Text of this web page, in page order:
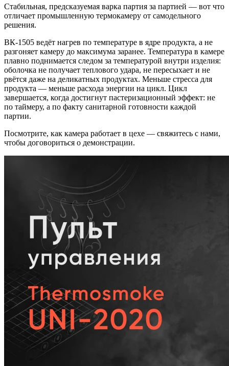
Стабильная, предсказуемая варка партия за партией — вот что
отличает промышленную термокамеру от самодельного
решения.
ВК-1505 ведёт нагрев по температуре в ядре продукта, а не
разгоняет камеру до максимума заранее. Температура в камере
плавно поднимается следом за температурой внутри изделия:
оболочка не получает теплового удара, не пересыхает и не
рвётся даже на деликатных продуктах. Меньше стресса для
продукта — меньше расхода энергии на цикл. Цикл
завершается, когда достигнут пастеризационный эффект: не
по таймеру, а по факту санитарной готовности каждой
партии.
Посмотрите, как камера работает в цехе — свяжитесь с нами,
чтобы договориться о демонстрации.